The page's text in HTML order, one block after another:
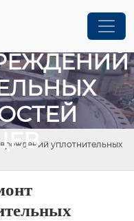
уплотнительных